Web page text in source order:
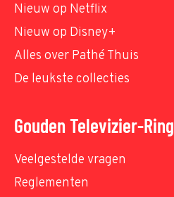
Nieuw op Netflix
Nieuw op Disney+
Alles over Pathé Thuis
De leukste collecties
Gouden Televizier-Ring
Veelgestelde vragen
Reglementen